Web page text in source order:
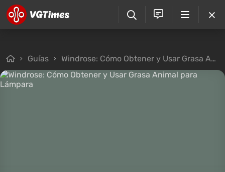
Guías Windrose: Cómo Obtener y Usar Grasa Animal para Lámpara